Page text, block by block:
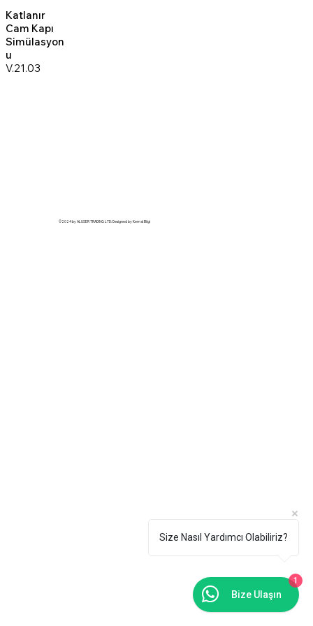
Katlanır
Cam Kapı
Simülasyon
u
V.21.03
©2024 by ALUSER TRADING LTD: Designed by Kemal Bilgi
Size Nasıl Yardımcı Olabiliriz?
Bize Ulaşın
1